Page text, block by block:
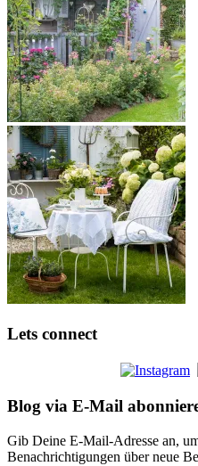
Lets connect
Blog via E-Mail
Gib Deine E-Mail-Adresse an,
Benachrichtigungen über neue